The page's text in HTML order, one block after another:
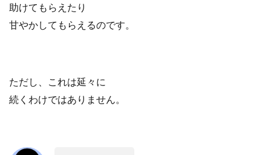
助けてもらえたり
甘やかしてもらえるのです。
ただし、これは延々に
続くわけではありません。